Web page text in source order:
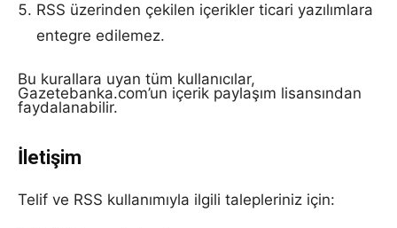
RSS üzerinden çekilen içerikler ticari yazılımlara
entegre edilemez.
Bu kurallara uyan tüm kullanıcılar,
Gazetebanka.com’un içerik paylaşım lisansından
faydalanabilir.
İletişim
Telif ve RSS kullanımıyla ilgili talepleriniz için: